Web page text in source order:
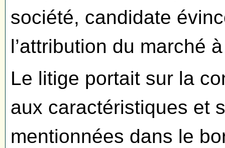
société, candidate
l’attribution du marché
Le litige portait sur la
aux caractéristiques et
mentionnées dans le